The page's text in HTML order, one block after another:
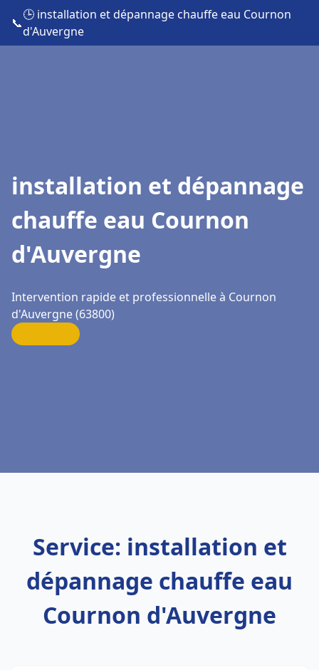
📞
🕒 installation et dépannage chauffe eau Cournon
d'Auvergne
installation et dépannage
chauffe eau Cournon
d'Auvergne
Intervention rapide et professionnelle à Cournon
d'Auvergne (63800)
Service: installation et
dépannage chauffe eau
Cournon d'Auvergne